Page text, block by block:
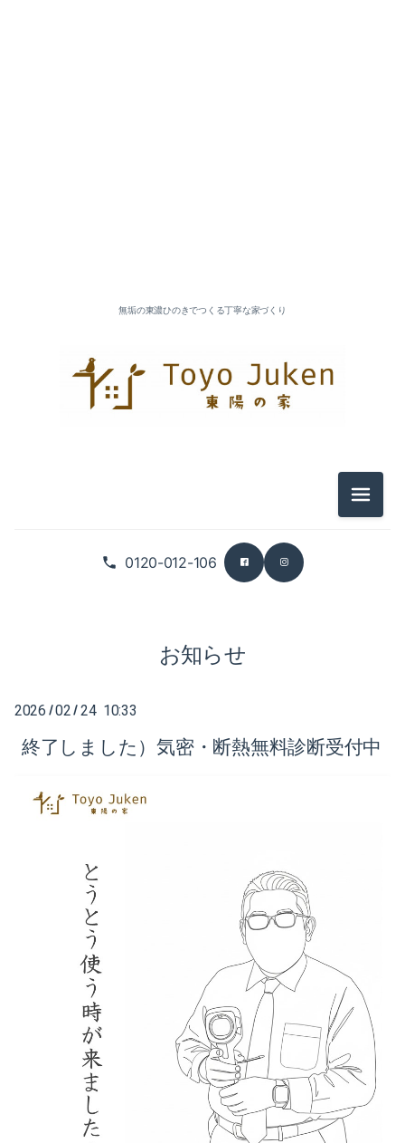
2026-02（4）
2026-01（6）
2025-09（5）
0120-012-106
無垢の東濃ひのきでつくる丁寧な家づくり
2026-04（2）
2026-02（4）
2025-12（3）
メニュ
お知らせ
2026 /02 / 24 10:33
終了しました）気密・断熱無料診断受付中